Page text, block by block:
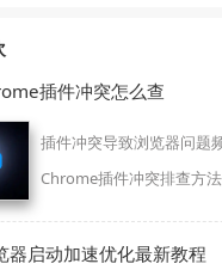
插件冲突怎么查
插件冲突导致浏览器问题
Chrome插件冲突排查方
器启动加速优化最新教程